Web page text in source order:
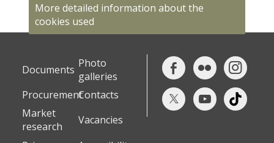
Documents Photo
galleries
ProcurementContacts
Market
research
Vacancies
More detailed information about the
cookies used